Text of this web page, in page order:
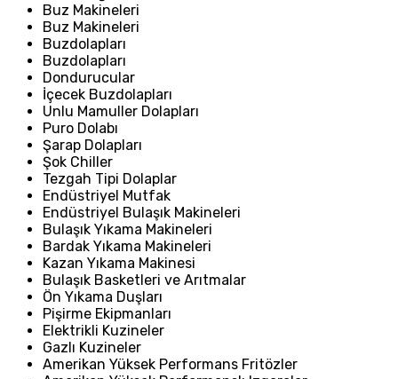
Buz Makineleri
Buz Makineleri
Buzdolapları
Buzdolapları
Dondurucular
İçecek Buzdolapları
Unlu Mamuller Dolapları
Puro Dolabı
Şarap Dolapları
Şok Chiller
Tezgah Tipi Dolaplar
Endüstriyel Mutfak
Endüstriyel Bulaşık Makineleri
Bulaşık Yıkama Makineleri
Bardak Yıkama Makineleri
Kazan Yıkama Makinesi
Bulaşık Basketleri ve Arıtmalar
Ön Yıkama Duşları
Pişirme Ekipmanları
Elektrikli Kuzineler
Gazlı Kuzineler
Amerikan Yüksek Performans Fritözler